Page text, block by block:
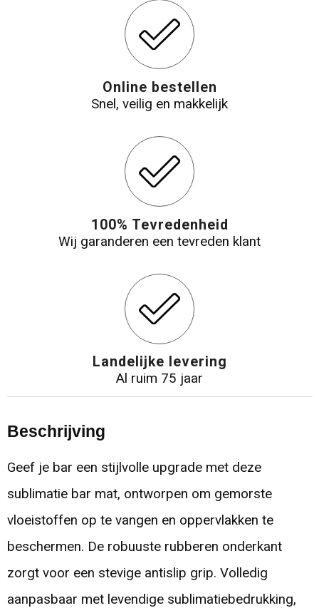
Online bestellen
Snel, veilig en makkelijk
100% Tevredenheid
Wij garanderen een tevreden klant
Landelijke levering
Al ruim 75 jaar
Beschrijving
Geef je bar een stijlvolle upgrade met deze
sublimatie bar mat, ontworpen om gemorste
vloeistoffen op te vangen en oppervlakken te
beschermen. De robuuste rubberen onderkant
zorgt voor een stevige antislip grip. Volledig
aanpasbaar met levendige sublimatiebedrukking,